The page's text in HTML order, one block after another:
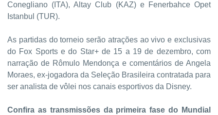
Conegliano (ITA), Altay Club (KAZ) e Fenerbahce Opet
Istanbul (TUR).
As partidas do torneio serão atrações ao vivo e exclusivas
do Fox Sports e do Star+ de 15 a 19 de dezembro, com
narração de Rômulo Mendonça e comentários de Angela
Moraes, ex-jogadora da Seleção Brasileira contratada para
ser analista de vôlei nos canais esportivos da Disney.
Confira as transmissões da primeira fase do Mundial